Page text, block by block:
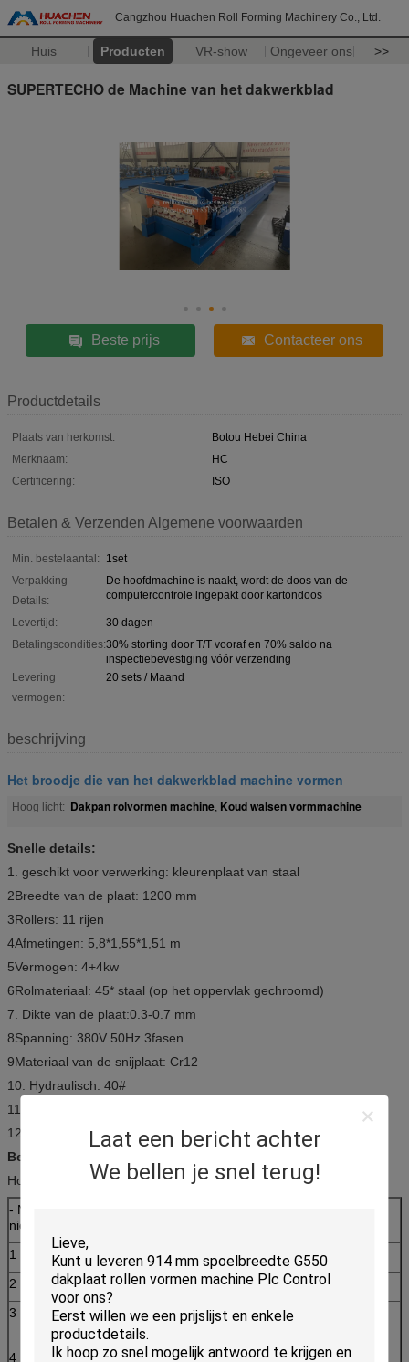
Cangzhou Huachen Roll Forming Machinery Co., Ltd.
Huis Producten VR-show Ongeveer ons >>
Laat een bericht achter
We bellen je snel terug!
SUPERTECHO de Machine van het dakwerkblad
Beste prijs Contacteer ons
Productdetails
Plaats van herkomst:
Botou Hebei China
Merknaam:
HC
Certificering:
ISO
Betalen & Verzenden Algemene voorwaarden
Min. bestelaantal:
1set
Verpakking
Details:
De hoofdmachine is naakt, wordt de doos van de
computercontrole ingepakt door kartondoos
Levertijd:
30 dagen
Betalingscondities:30% storting door T/T vooraf en 70% saldo na
inspectiebevestiging vóór verzending
Levering
vermogen:
20 sets / Maand
beschrijving
Het broodje die van het dakwerkblad machine vormen
Hoog licht: Dakpan rolvormen machine, Koud walsen vormmachine
Snelle details:
1. geschikt voor verwerking: kleurenplaat van staal
2Breedte van de plaat: 1200 mm
3Rollers: 11 rijen
4Afmetingen: 5,8*1,55*1,51 m
5Vermogen: 4+4kw
6Rolmateriaal: 45* staal (op het oppervlak gechroomd)
7. Dikte van de plaat:0.3-0.7 mm
8Spanning: 380V 50Hz 3fasen
9Materiaal van de snijplaat: Cr12
10. Hydraulisch: 40#
11Bewerkingsnauwkeurigheid: binnen 1,00 mm
12Beheersysteem: PLC-besturing
Beschrijving:
Hoofdparameter van de dakplaatrolvormende machine
- Nee, dat is
niet waar.
1
geschikt voor verwerking
Kleurplaten van staal
2
Breedte van de plaat
1200 mm
3
met een breedte van niet
meer dan 15 mm
11 rijen
4 Afmetingen
5800*1550*1510 mm